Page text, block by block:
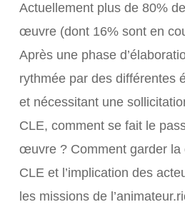
Actuellement plus de 80%
œuvre (dont 16% sont en
Après une phase
rythmée par des différentes
et nécessitant une
CLE, comment se fait le
œuvre ? Comment garder la
CLE et l’implication des
les missions de